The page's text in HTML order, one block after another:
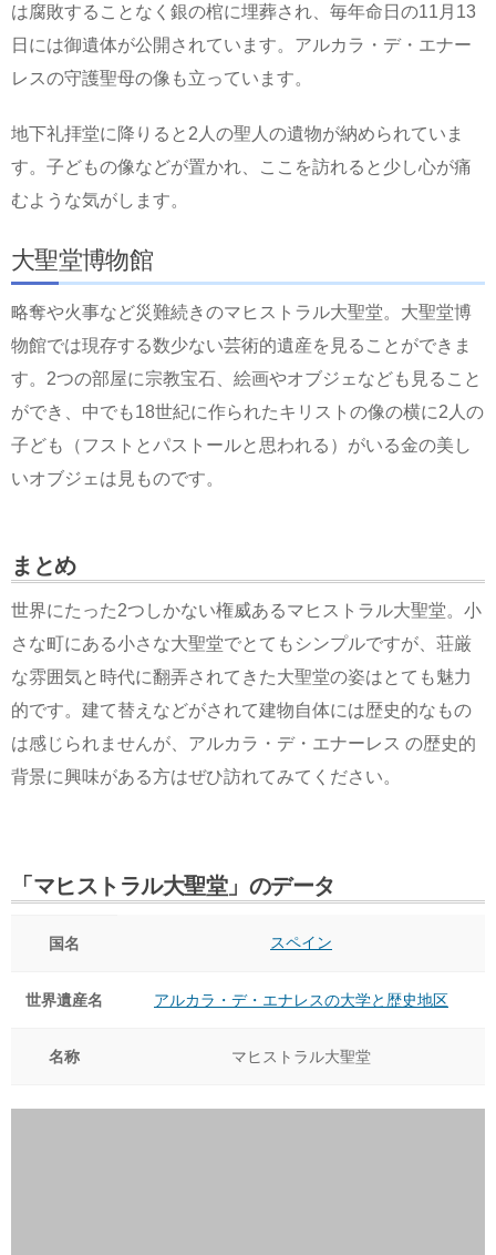
は腐敗することなく銀の棺に埋葬され、毎年命日の11月13
日には御遺体が公開されています。アルカラ・デ・エナー
レスの守護聖母の像も立っています。
地下礼拝堂に降りると2人の聖人の遺物が納められていま
す。子どもの像などが置かれ、ここを訪れると少し心が痛
むような気がします。
大聖堂博物館
略奪や火事など災難続きのマヒストラル大聖堂。大聖堂博
物館では現存する数少ない芸術的遺産を見ることができま
す。2つの部屋に宗教宝石、絵画やオブジェなども見ること
ができ、中でも18世紀に作られたキリストの像の横に2人の
子ども（フストとパストールと思われる）がいる金の美し
いオブジェは見ものです。
まとめ
世界にたった2つしかない権威あるマヒストラル大聖堂。小
さな町にある小さな大聖堂でとてもシンプルですが、荘厳
な雰囲気と時代に翻弄されてきた大聖堂の姿はとても魅力
的です。建て替えなどがされて建物自体には歴史的なもの
は感じられませんが、アルカラ・デ・エナーレス の歴史的
背景に興味がある方はぜひ訪れてみてください。
「マヒストラル大聖堂」のデータ
国名 スペイン
世界遺産名 アルカラ・デ・エナレスの大学と歴史地区
名称 マヒストラル大聖堂